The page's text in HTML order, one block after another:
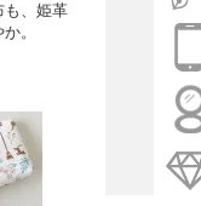
も、姫革
。